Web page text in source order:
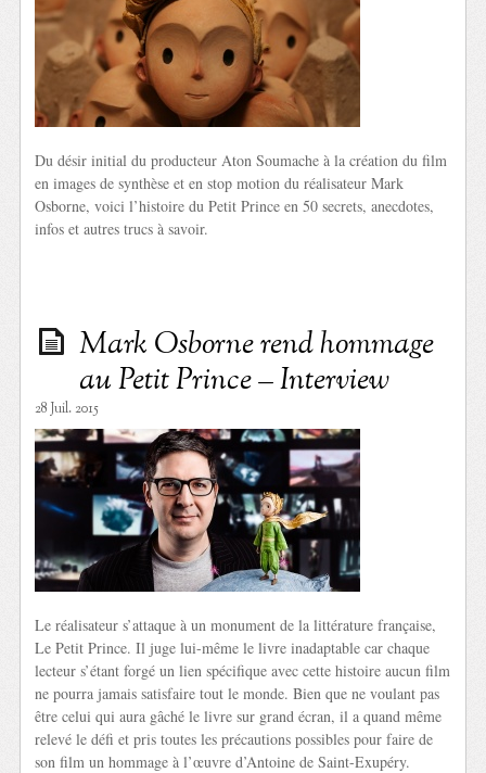
Du désir initial du producteur Aton Soumache à la création du film
en images de synthèse et en stop motion du réalisateur Mark
Osborne, voici l’histoire du Petit Prince en 50 secrets, anecdotes,
infos et autres trucs à savoir.
Mark Osborne rend hommage
au Petit Prince – Interview
28 Juil. 2015
Le réalisateur s’attaque à un monument de la littérature française,
Le Petit Prince. Il juge lui-même le livre inadaptable car chaque
lecteur s’étant forgé un lien spécifique avec cette histoire aucun film
ne pourra jamais satisfaire tout le monde. Bien que ne voulant pas
être celui qui aura gâché le livre sur grand écran, il a quand même
relevé le défi et pris toutes les précautions possibles pour faire de
son film un hommage à l’œuvre d’Antoine de Saint-Exupéry.